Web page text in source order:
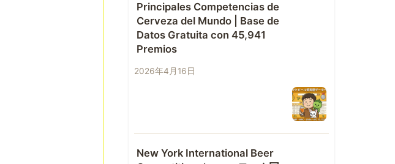
Principales Competencias de
Cerveza del Mundo | Base de
Datos Gratuita con 45,941
Premios
2026年4月16日
New York International Beer